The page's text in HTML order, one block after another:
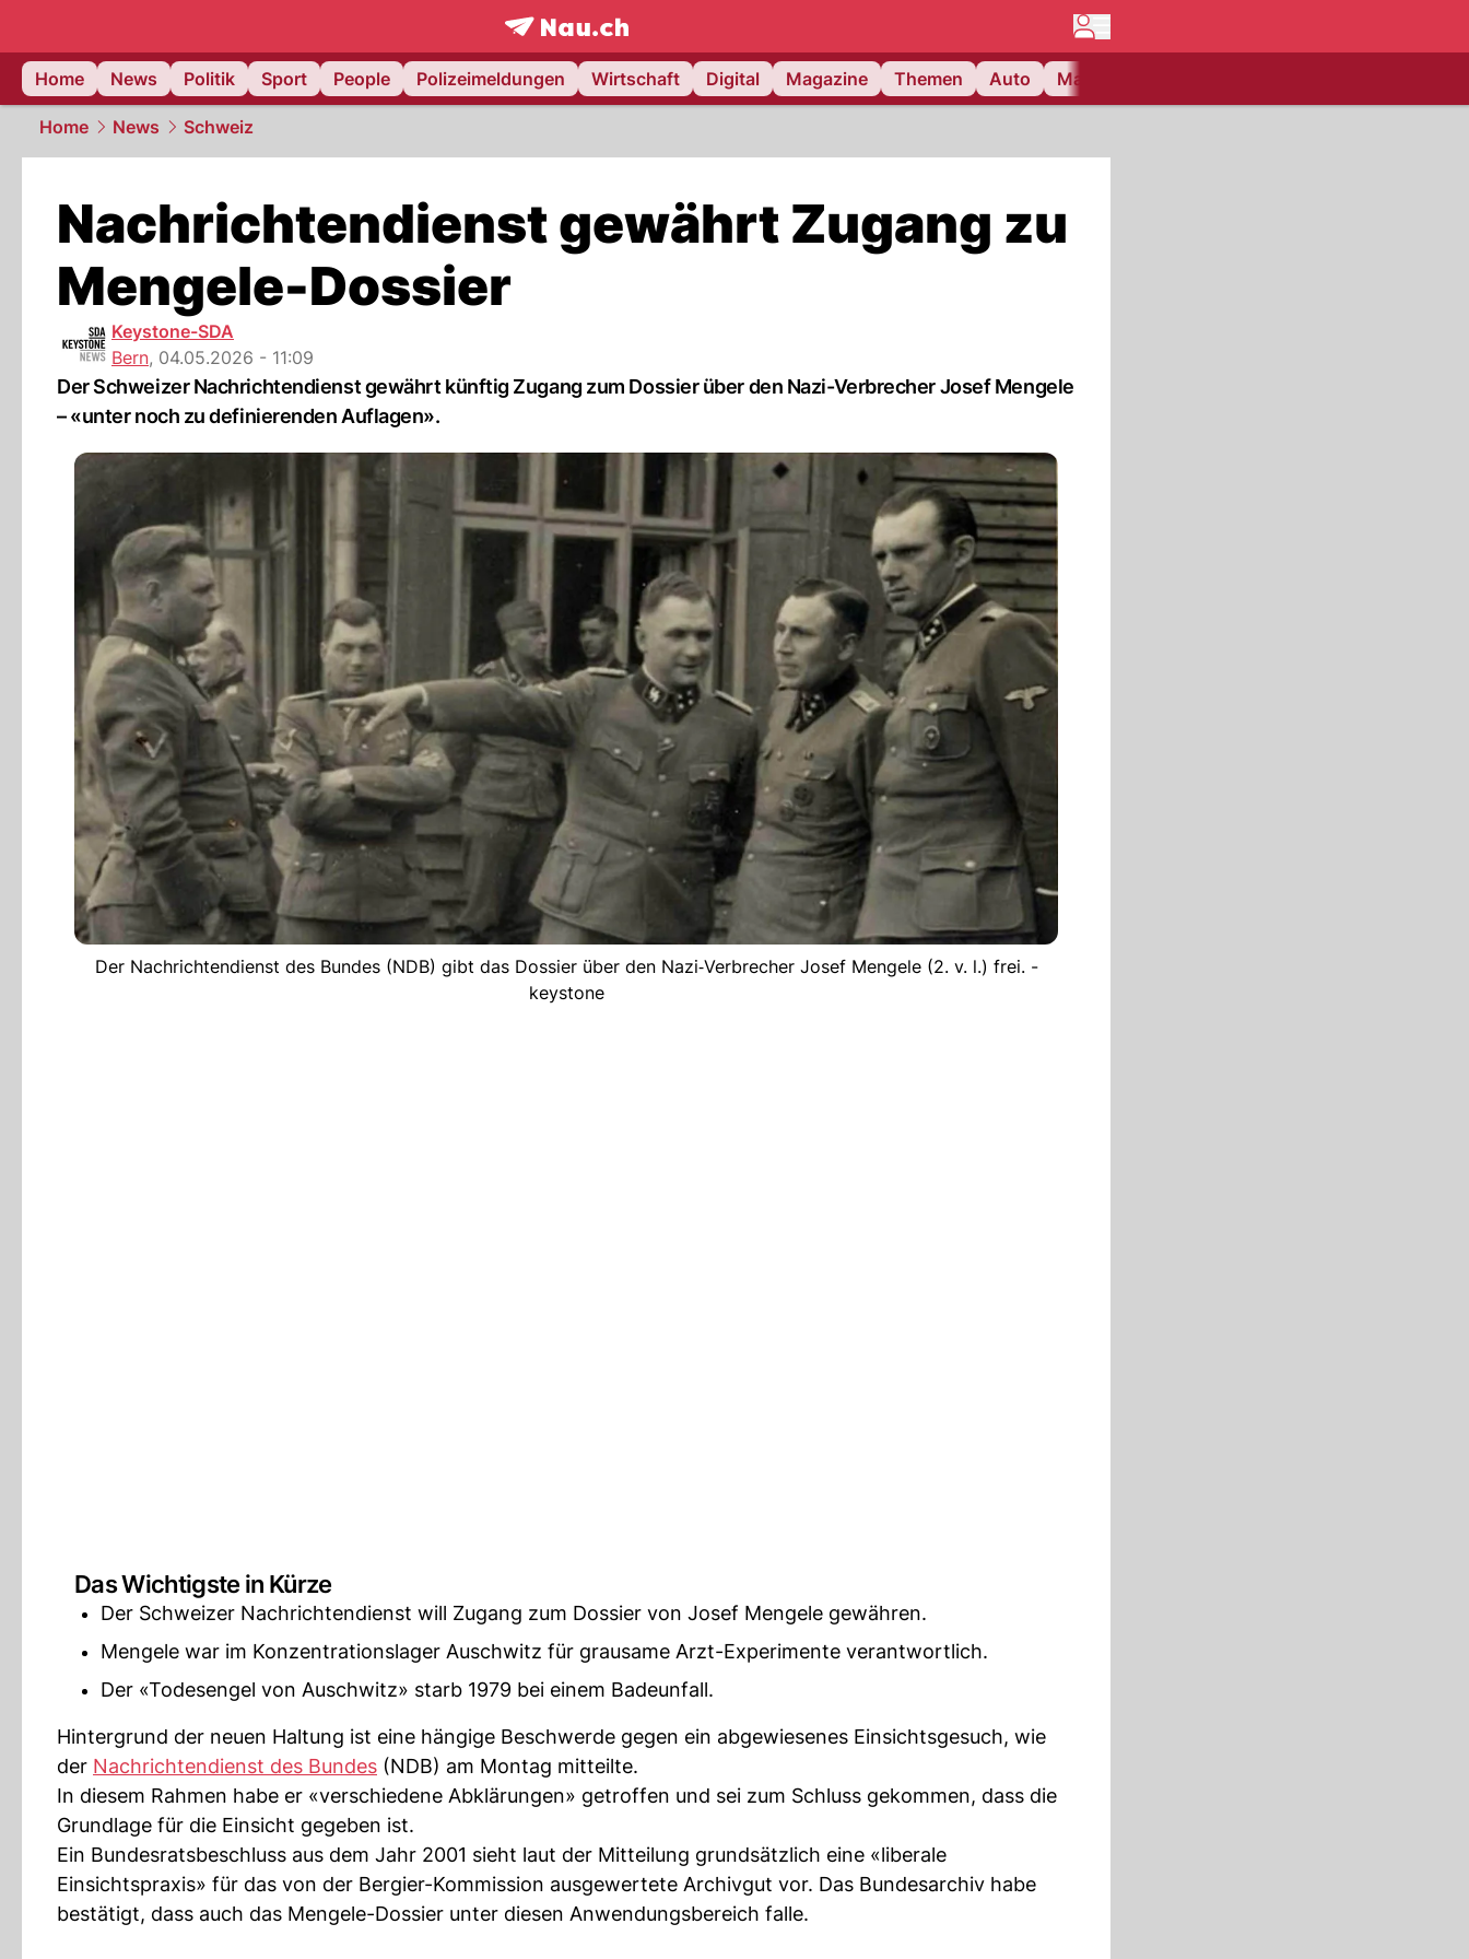
frontpage.NAU.ch
Home
News Politik Sport People Polizeimeldungen Wirtschaft Digital Magazine Themen Auto Matchcenter
Home News Schweiz
Nachrichtendienst gewährt Zugang zu
Mengele-Dossier
Keystone-SDA
Bern, 04.05.2026 - 11:09
Der Schweizer Nachrichtendienst gewährt künftig Zugang zum Dossier über den Nazi-Verbrecher Josef Mengele
– «unter noch zu definierenden Auflagen».
Der Nachrichtendienst des Bundes (NDB) gibt das Dossier über den Nazi‑Verbrecher Josef Mengele (2. v. l.) frei. -
keystone
Das Wichtigste in Kürze
Der Schweizer Nachrichtendienst will Zugang zum Dossier von Josef Mengele gewähren.
Mengele war im Konzentrationslager Auschwitz für grausame Arzt-Experimente verantwortlich.
Der «Todesengel von Auschwitz» starb 1979 bei einem Badeunfall.
Hintergrund der neuen Haltung ist eine hängige Beschwerde gegen ein abgewiesenes Einsichtsgesuch, wie
der Nachrichtendienst des Bundes (NDB) am Montag mitteilte.
In diesem Rahmen habe er «verschiedene Abklärungen» getroffen und sei zum Schluss gekommen, dass die
Grundlage für die Einsicht gegeben ist.
Ein Bundesratsbeschluss aus dem Jahr 2001 sieht laut der Mitteilung grundsätzlich eine «liberale
Einsichtspraxis» für das von der Bergier-Kommission ausgewertete Archivgut vor. Das Bundesarchiv habe
bestätigt, dass auch das Mengele-Dossier unter diesen Anwendungsbereich falle.